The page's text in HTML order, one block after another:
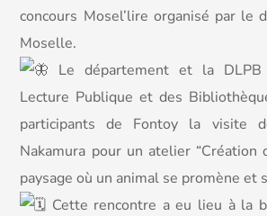
concours Mosel’lire organisé par le
Moselle.
Le département et la
Lecture Publique et des
participants de Fontoy la visite
Nakamura pour un atelier “Création
paysage où un animal se promène et
Cette rencontre a eu lieu à la